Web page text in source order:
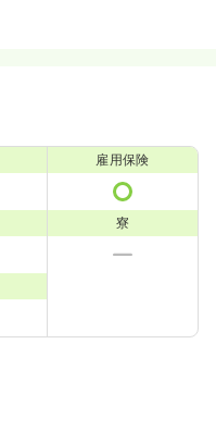
雇用保険
寮